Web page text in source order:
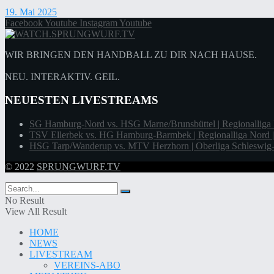
19. Mai 2025
Facebook Youtube Instagram Youtube
WIR BRINGEN DEN HANDBALL ZU DIR NACH HAUSE.
NEU. INTERAKTIV. GEIL.
NEUESTEN LIVESTREAMS
SG Hamburg-Nord vs. HSG Marne/Brunsbüttel |
TSV Ellerbek vs. HG Hamburg-Barmbek | Regionalliga Nord
HSG Tarp/Wanderup vs. MTV Herzhorn | Oberliga
© 2022 SPRUNGWURF.TV
No Result
View All Result
HOME
NEWS
LIVESTREAM
VEREINS-ABO